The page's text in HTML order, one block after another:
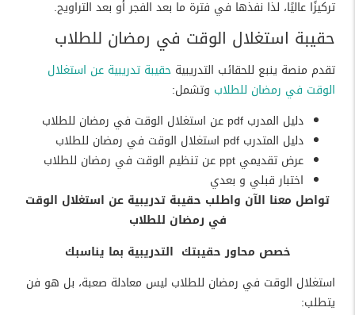
تركيزًا عاليًا، لذا نفذها في فترة ما بعد الفجر أو بعد التراويح.
حقيبة استغلال الوقت في رمضان للطلاب
تقدم منصة ينبع للحقائب التدريبية حقيبة تدريبية عن استغلال
الوقت في رمضان للطلاب وتشمل:
دليل المدرب pdf عن استغلال الوقت في رمضان للطلاب
دليل المتدرب pdf استغلال الوقت في رمضان للطلاب
عرض تقديمي ppt عن تنظيم الوقت في رمضان للطلاب
اختبار قبلي و بعدي
تواصل معنا الآن واطلب حقيبة تدريبية عن استغلال الوقت
في رمضان للطلاب
خصص محاور حقيبتك التدريبية بما يناسبك
استغلال الوقت في رمضان للطلاب ليس معادلة صعبة، بل هو فن
يتطلب: